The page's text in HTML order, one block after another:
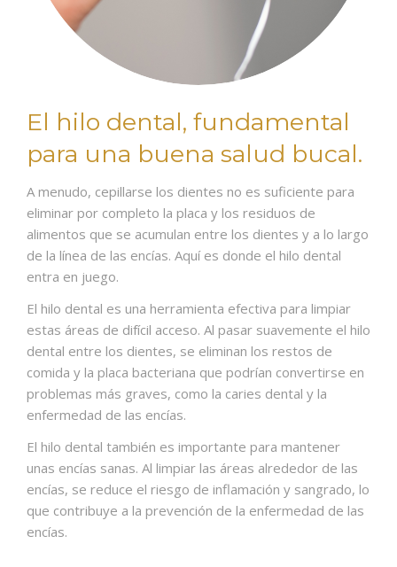
El hilo dental, fundamental
para una buena salud bucal.
A menudo, cepillarse los dientes no es suficiente para
eliminar por completo la placa y los residuos de
alimentos que se acumulan entre los dientes y a lo largo
de la línea de las encías. Aquí es donde el hilo dental
entra en juego.
El hilo dental es una herramienta efectiva para limpiar
estas áreas de difícil acceso. Al pasar suavemente el hilo
dental entre los dientes, se eliminan los restos de
comida y la placa bacteriana que podrían convertirse en
problemas más graves, como la caries dental y la
enfermedad de las encías.
El hilo dental también es importante para mantener
unas encías sanas. Al limpiar las áreas alrededor de las
encías, se reduce el riesgo de inflamación y sangrado, lo
que contribuye a la prevención de la enfermedad de las
encías.